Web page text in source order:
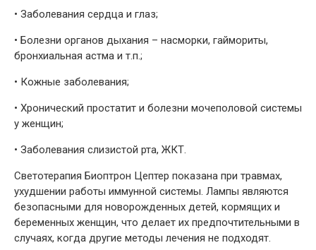
• Заболевания сердца и глаз;
• Болезни органов дыхания – насморки, гаймориты,
бронхиальная астма и т.п.;
• Кожные заболевания;
• Хронический простатит и болезни мочеполовой системы
у женщин;
• Заболевания слизистой рта, ЖКТ.
Светотерапия Биоптрон Цептер показана при травмах,
ухудшении работы иммунной системы. Лампы являются
безопасными для новорожденных детей, кормящих и
беременных женщин, что делает их предпочтительными в
случаях, когда другие методы лечения не подходят.